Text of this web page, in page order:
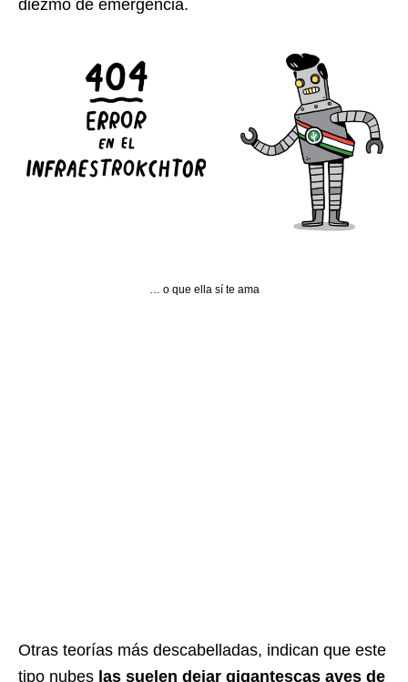
diezmo de emergencia.
… o que ella sí te ama
Otras teorías más descabelladas, indican que este
tipo nubes las suelen dejar gigantescas aves de